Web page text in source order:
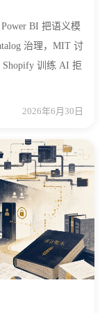
BI 把语义模
治理，MIT 讨
训练 AI 拒
2026年6月30日